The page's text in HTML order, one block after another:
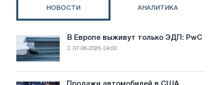
НОВОСТИ АНАЛИТИКА
Европе
выживут
только
ЭДП:
В Европе выживут только ЭДП: PwC
07-08-2026, 04:00